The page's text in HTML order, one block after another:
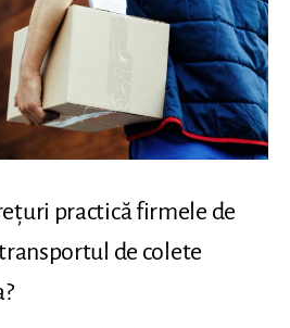
practică firmele de
de colete